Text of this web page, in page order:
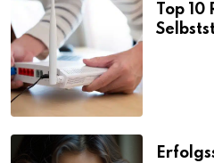
Top 10